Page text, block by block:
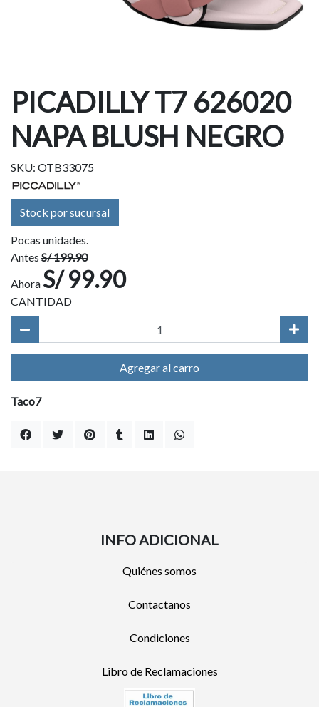
PICADILLY T7 626020
NAPA BLUSH NEGRO
SKU: OTB33075
Stock por sucursal
Pocas unidades.
Antes S/ 199.90
Ahora S/ 99.90
CANTIDAD
Agregar al carro
Taco7
INFO ADICIONAL
Quiénes somos
Contactanos
Condiciones
Libro de Reclamaciones